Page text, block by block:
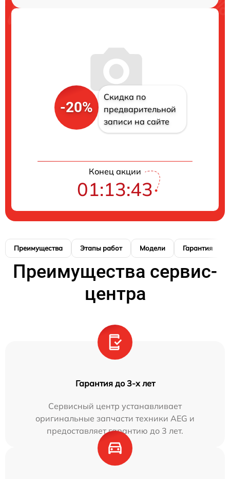
-20%
Скидка по
предварительной
записи на сайте
Конец акции
01:13:41
Преимущества Этапы работ Модели Гарантия
Преимущества сервис-
центра
Гарантия до 3-х лет
Сервисный центр устанавливает
оригинальные запчасти техники AEG и
предоставляет гарантию до 3 лет.